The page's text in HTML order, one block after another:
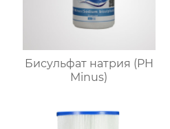
Бисульфат натрия (PH
Minus)